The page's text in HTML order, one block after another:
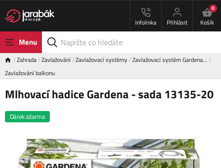
Infolinka Přihlásit
0
Košík
Menu
Zahrada Zavlažování Zavlažovací systémy Zavlažovací systém Gardena…
Zavlažování balkonu
Mlhovací hadice Gardena - sada 13135-20
Dárek zdarma